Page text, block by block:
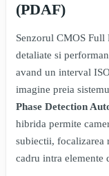
(PDAF)
Senzorul CMOS
detaliate si
avand un interval
imagine preia
Phase Detection
hibrida permite
subiectii, focalizarea
cadru intra elemente